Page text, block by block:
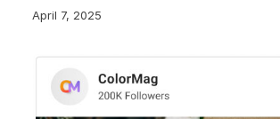
April 7, 2025